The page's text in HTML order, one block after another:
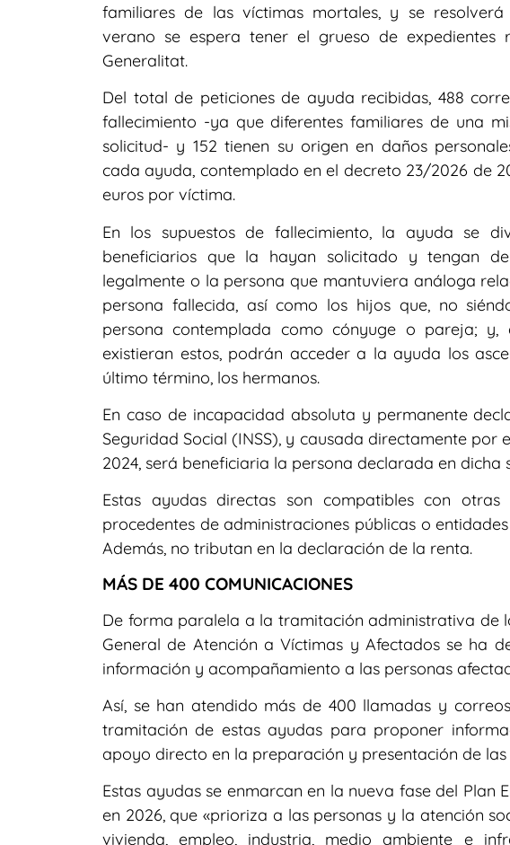
familiares de las víctimas mortales, y se
verano se espera tener el grueso de expedientes
Generalitat.
Del total de peticiones de ayuda recibidas, 488
fallecimiento -ya que diferentes familiares de una
solicitud- y 152 tienen su origen en daños
cada ayuda, contemplado en el decreto 23/2026 de
euros por víctima.
En los supuestos de fallecimiento, la ayuda se
beneficiarios que la hayan solicitado y tengan
legalmente o la persona que mantuviera análoga
persona fallecida, así como los hijos que, no
persona contemplada como cónyuge o pareja; y,
existieran estos, podrán acceder a la ayuda los
último término, los hermanos.
En caso de incapacidad absoluta y permanente
Seguridad Social (INSS), y causada directamente
2024, será beneficiaria la persona declarada en dicha
Estas ayudas directas son compatibles con otras
procedentes de administraciones públicas o
Además, no tributan en la declaración de la renta.
MÁS DE 400 COMUNICACIONES
De forma paralela a la tramitación administrativa de
General de Atención a Víctimas y Afectados se ha
información y acompañamiento a las personas
Así, se han atendido más de 400 llamadas y
tramitación de estas ayudas para proponer
apoyo directo en la preparación y presentación de las
Estas ayudas se enmarcan en la nueva fase del Plan
en 2026, que «prioriza a las personas y la atención
vivienda, empleo, industria, medio ambiente e